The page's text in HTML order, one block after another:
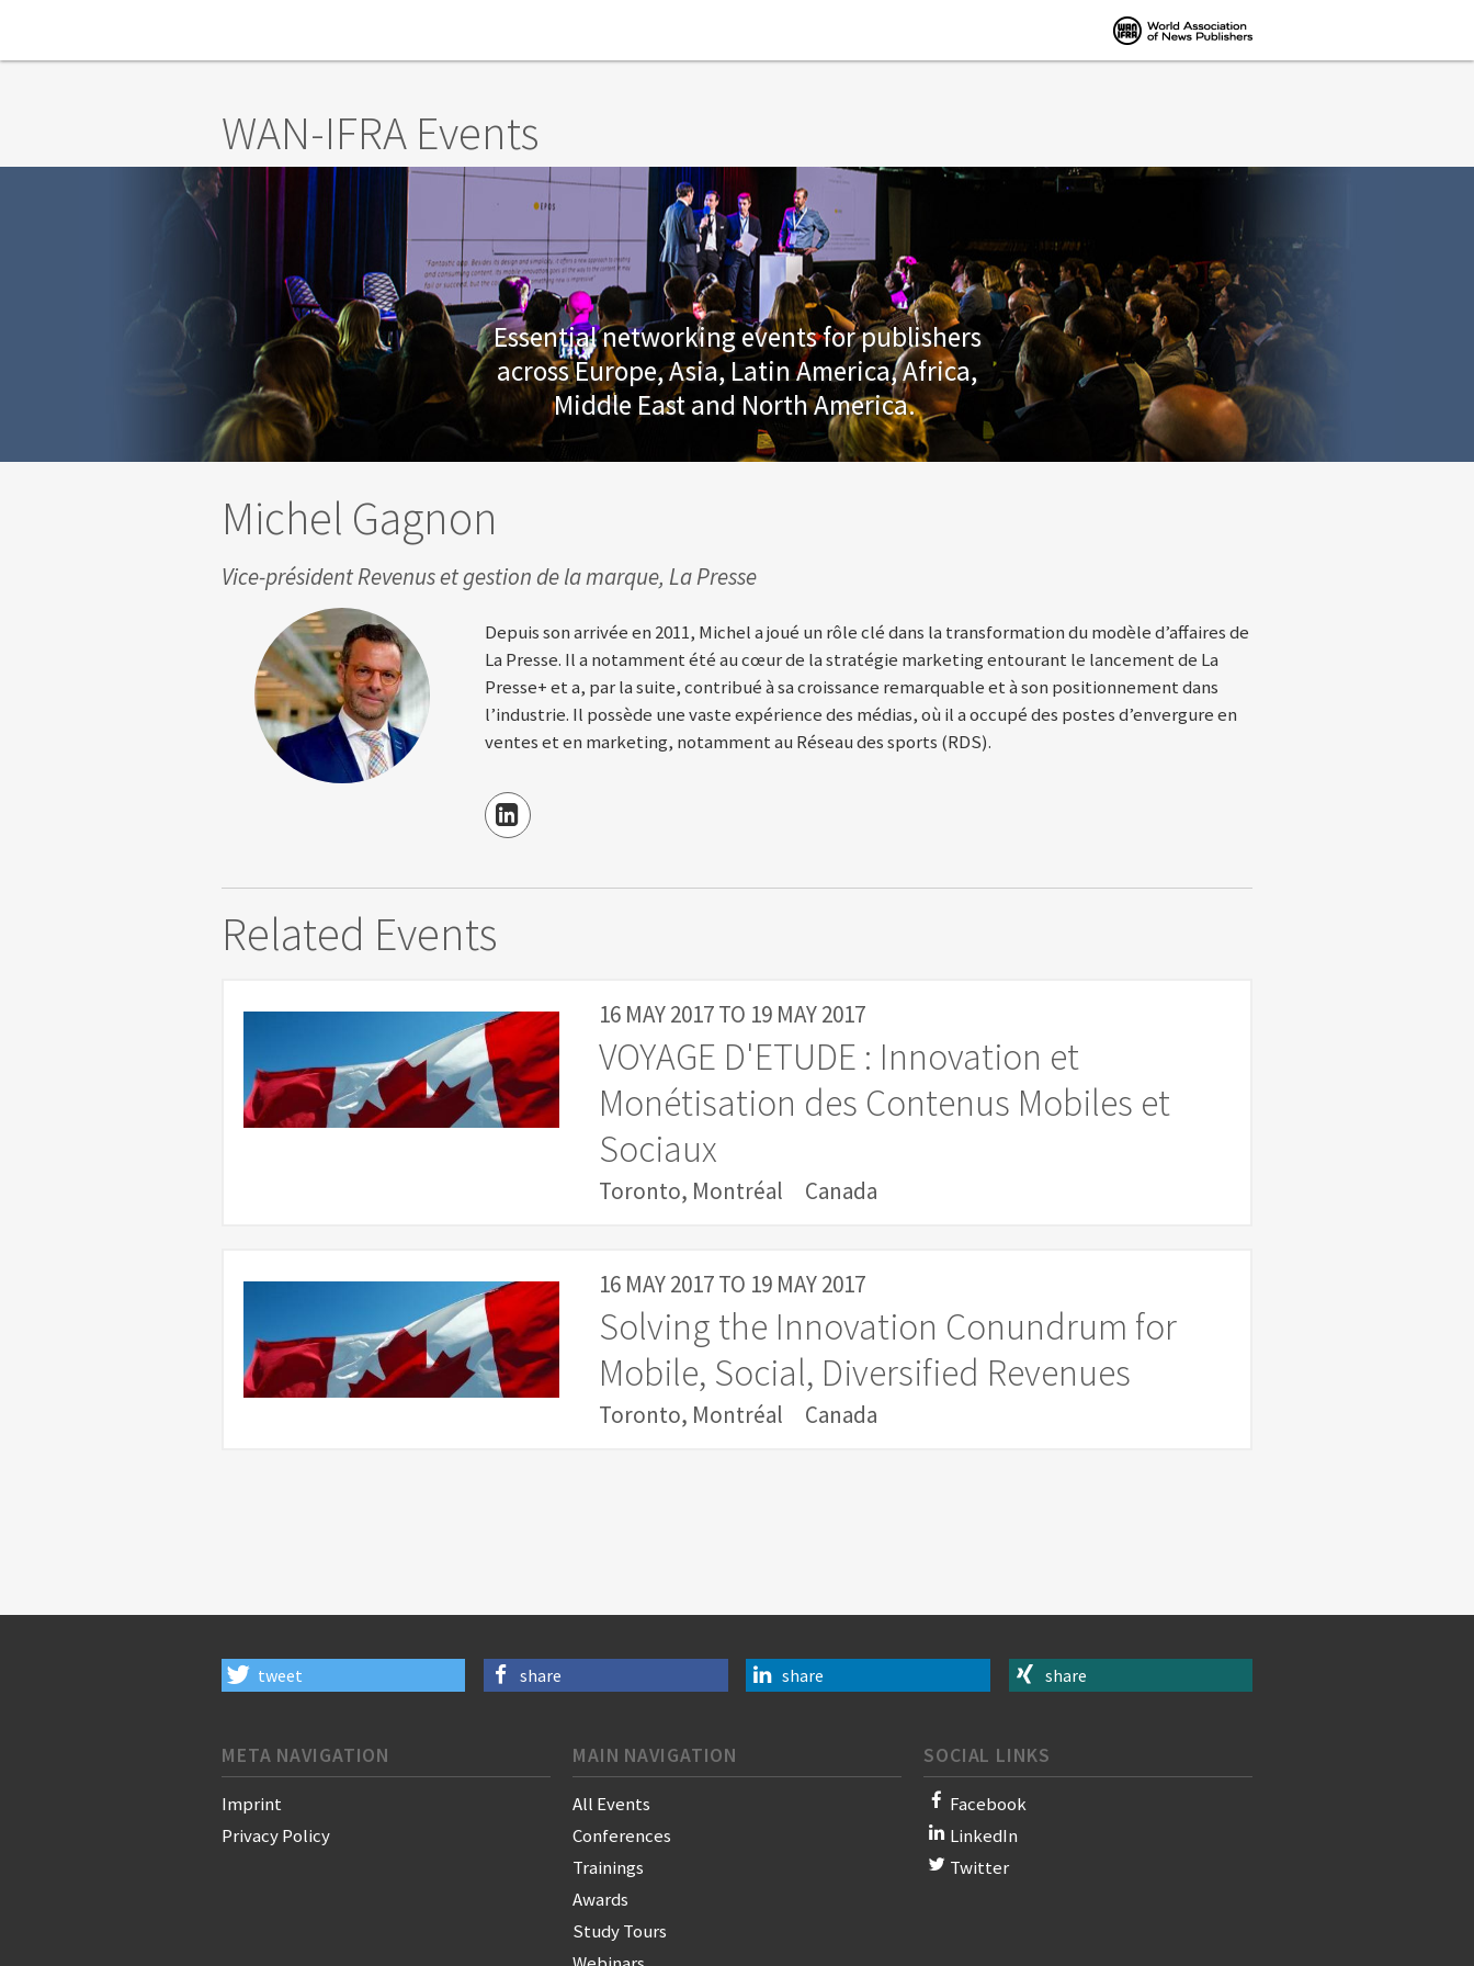
WAN-IFRA Events
Essential networking events for publishers
across Europe, Asia, Latin America, Africa,
Middle East and North America.
Michel Gagnon
Vice-président Revenus et gestion de la marque, La Presse
Depuis son arrivée en 2011, Michel a joué un rôle clé dans la transformation du modèle d’affaires de
La Presse. Il a notamment été au cœur de la stratégie marketing entourant le lancement de La
Presse+ et a, par la suite, contribué à sa croissance remarquable et à son positionnement dans
l’industrie. Il possède une vaste expérience des médias, où il a occupé des postes d’envergure en
ventes et en marketing, notamment au Réseau des sports (RDS).
Related Events
16 MAY 2017TO 19 MAY 2017
VOYAGE D'ETUDE : Innovation et
Monétisation des Contenus Mobiles et
Sociaux
Toronto, Montréal Canada
16 MAY 2017TO 19 MAY 2017
Solving the Innovation Conundrum for
Mobile, Social, Diversified Revenues
Toronto, Montréal Canada
tweet share share share
META NAVIGATION
Imprint
Privacy Policy
MAIN NAVIGATION
All Events
Conferences
Trainings
Awards
Study Tours
SOCIAL LINKS
Facebook
LinkedIn
Twitter